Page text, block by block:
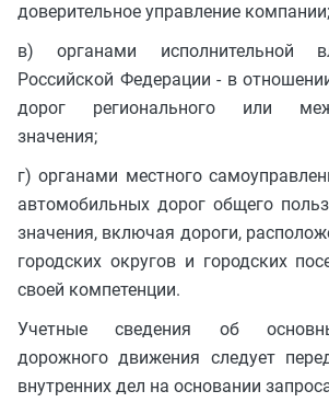
доверительное управление компании;
в) органами исполнительной
Российской Федерации - в
дорог регионального или
значения;
г) органами местного
автомобильных дорог общего
значения, включая дороги,
городских округов и городских
своей компетенции.
Учетные сведения об
дорожного движения следует
внутренних дел на основании